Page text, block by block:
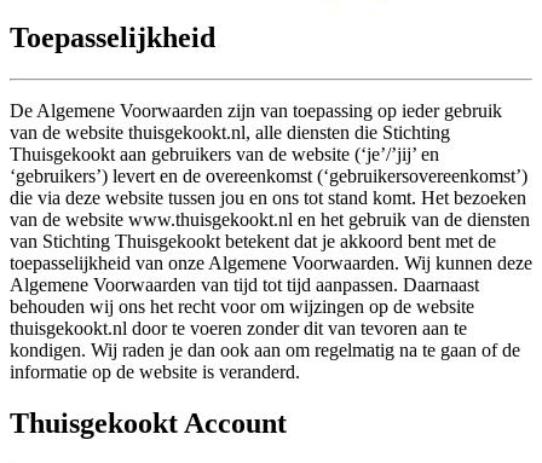
Toepasselijkheid
De Algemene Voorwaarden zijn van toepassing op ieder gebruik
van de website thuisgekookt.nl, alle diensten die Stichting
Thuisgekookt aan gebruikers van de website (‘je’/’jij’ en
‘gebruikers’) levert en de overeenkomst (‘gebruikersovereenkomst’)
die via deze website tussen jou en ons tot stand komt. Het bezoeken
van de website www.thuisgekookt.nl en het gebruik van de diensten
van Stichting Thuisgekookt betekent dat je akkoord bent met de
toepasselijkheid van onze Algemene Voorwaarden. Wij kunnen deze
Algemene Voorwaarden van tijd tot tijd aanpassen. Daarnaast
behouden wij ons het recht voor om wijzingen op de website
thuisgekookt.nl door te voeren zonder dit van tevoren aan te
kondigen. Wij raden je dan ook aan om regelmatig na te gaan of de
informatie op de website is veranderd.
Thuisgekookt Account